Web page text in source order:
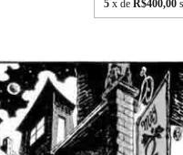
5 x de R$400,00